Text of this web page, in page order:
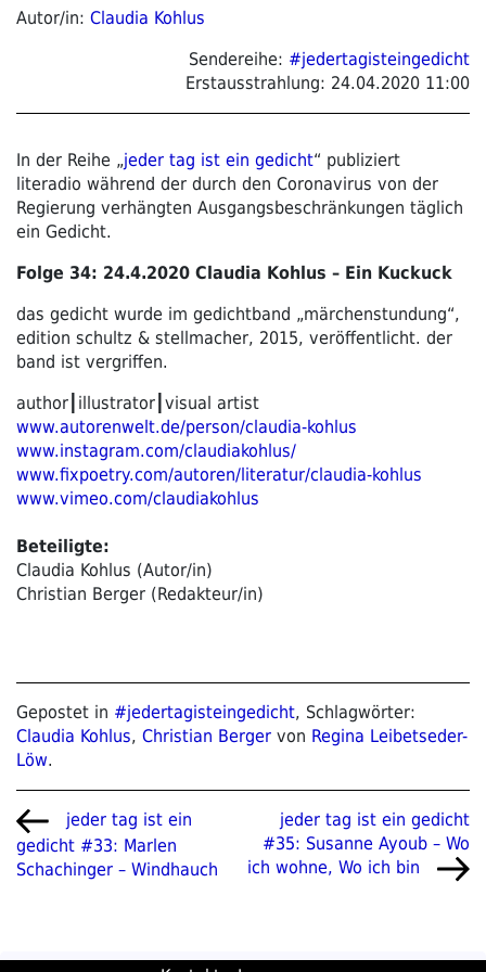
Autor/in: Claudia Kohlus
Sendereihe: #jedertagisteingedicht
Erstausstrahlung: 24.04.2020 11:00
In der Reihe „jeder tag ist ein gedicht“ publiziert
literadio während der durch den Coronavirus von der
Regierung verhängten Ausgangsbeschränkungen täglich
ein Gedicht.
Folge 34: 24.4.2020 Claudia Kohlus – Ein Kuckuck
das gedicht wurde im gedichtband „märchenstundung“,
edition schultz & stellmacher, 2015, veröffentlicht. der
band ist vergriffen.
author┃illustrator┃visual artist
www.autorenwelt.de/person/claudia-kohlus
www.instagram.com/claudiakohlus/
www.fixpoetry.com/autoren/literatur/claudia-kohlus
www.vimeo.com/claudiakohlus
Beteiligte:
Claudia Kohlus (Autor/in)
Christian Berger (Redakteur/in)
Gepostet in #jedertagisteingedicht, Schlagwörter:
Claudia Kohlus, Christian Berger von Regina Leibetseder-
Löw.
Beitragsnavigation
Vorheriger
Beitrag
jeder tag ist ein
gedicht #33: Marlen
Schachinger – Windhauch
Nächster
Beitrag
jeder tag ist ein gedicht
#35: Susanne Ayoub – Wo
ich wohne, Wo ich bin